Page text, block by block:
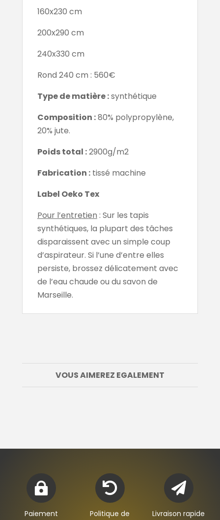
160x230 cm
200x290 cm
240x330 cm
Rond 240 cm : 560€
Type de matière :synthétique
Composition :80% polypropylène,
20% jute.
Poids total :2900g/m2
Fabrication :tissé machine
Label Oeko Tex
Pour l’entretien : Sur les tapis
synthétiques, la plupart des tâches
disparaissent avec un simple coup
d’aspirateur. Si l’une d’entre elles
persiste, brossez délicatement avec
de l’eau chaude ou du savon de
Marseille.
VOUS AIMEREZ EGALEMENT

Paiement

Politique de

Livraison rapide